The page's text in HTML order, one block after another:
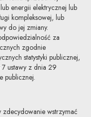
energii elektrycznej lub
kompleksowej, lub
do jej zmiany.
za
zgodnie
statystyki publicznej,
ustawy z dnia 29
publicznej.
wstrzymać